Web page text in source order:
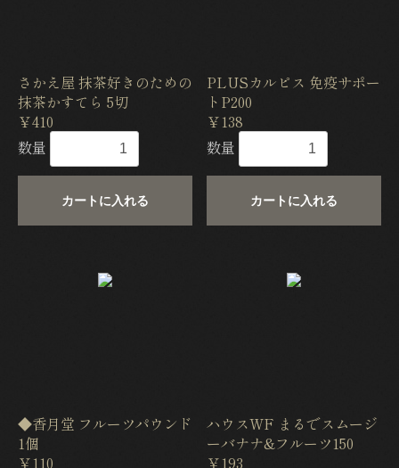
さかえ屋 抹茶好きのための
抹茶かすてら 5切
￥410
数量
カートに入れる
PLUSカルピス 免疫サポー
トP200
￥138
数量
カートに入れる
◆香月堂 フルーツパウンド
1個
￥110
ハウスWF まるでスムージ
ーバナナ&フルーツ150
￥193